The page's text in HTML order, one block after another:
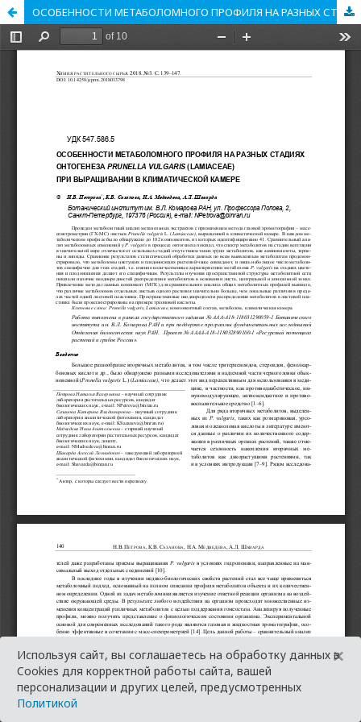
ОСОБЕННОСТИ МЕТАБОЛОМНОГО ПРОФИЛЯ НА РАЗНЫХ СТАДИЯХ ОНТОГЕНЕЗА PRUNELLA VULGARIS (LAMIACEAE) ПРИ ВЫРАЩИВАНИИ В КЛИМАТИЧЕСКОЙ КАМЕРЕ
Используя сайт, вы соглашаетесь на обработку данных в
Cookies для корректной работы сайта, вашей
персонализации и других целей, предусмотренных
Политикой
×